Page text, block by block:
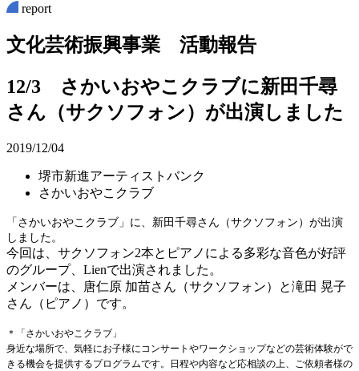
report
文化芸術振興事業 活動報告
12/3 さかいおやこクラブに新田千尋
さん（サクソフォン）が出演しました
2019/12/04
堺市新進アーティストバンク
さかいおやこクラブ
「さかいおやこクラブ」に、新田千尋さん（サクソフォン）が出演
しました。
今回は、サクソフォン2本とピアノによる多彩な音色が好評
のグループ、Lienで出演されました。
メンバーは、唐仁原 加苗さん（サクソフォン）と滝田 晃子
さん（ピアノ）です。
＊「さかいおやこクラブ」
身近な場所で、気軽にお子様にコンサートやワークショップなどの芸術体験がで
きる機会を提供するプログラムです。日程や内容など応相談の上、ご依頼者様の